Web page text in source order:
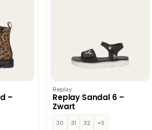
–
Replay
Replay Sandal 6 –
Zwart
30 31 32
+5